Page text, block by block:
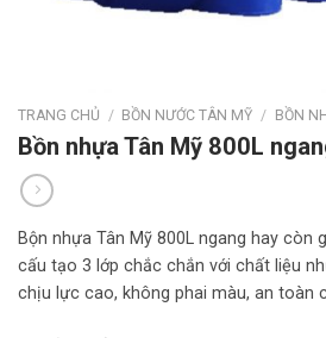
TRANG CHỦ / BỒN NƯỚC TÂN MỸ / BỒN
Bồn nhựa Tân Mỹ 800L
Bộn nhựa Tân Mỹ 800L ngang hay còn
cấu tạo 3 lớp chắc chắn với chất liệu
chịu lực cao, không phai màu, an toàn